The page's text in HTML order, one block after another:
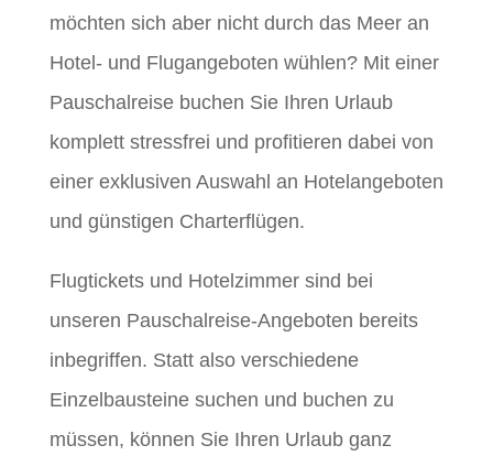
möchten sich aber nicht durch das Meer an
Hotel- und Flugangeboten wühlen? Mit einer
Pauschalreise buchen Sie Ihren Urlaub
komplett stressfrei und profitieren dabei von
einer exklusiven Auswahl an Hotelangeboten
und günstigen Charterflügen.
Flugtickets und Hotelzimmer sind bei
unseren Pauschalreise-Angeboten bereits
inbegriffen. Statt also verschiedene
Einzelbausteine suchen und buchen zu
müssen, können Sie Ihren Urlaub ganz